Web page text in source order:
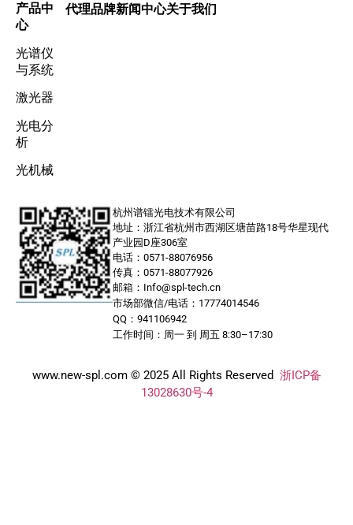
产品中
心
光谱仪
与系统
激光器
光电分
析
光机械
代理品牌新闻中心关于我们
杭州谱镭光电技术有限公司
地址：浙江省杭州市西湖区塘苗路18号华星现代
产业园D座306室
电话：0571-88076956
传真：0571-88077926
邮箱：Info@spl-tech.cn
市场部微信/电话：17774014546
QQ：941106942
工作时间：周一 到 周五 8:30–17:30
www.new-spl.com © 2025 All Rights Reserved 浙ICP备
13028630号-4